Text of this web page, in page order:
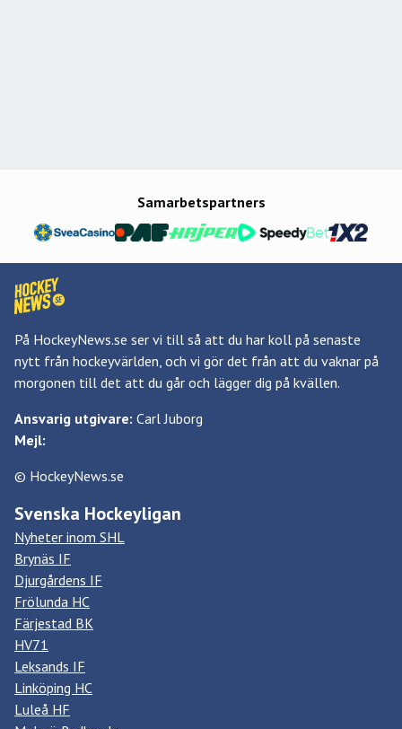
Samarbetspartners
På HockeyNews.se ser vi till så att du har koll på senaste
nytt från hockeyvärlden, och vi gör det från att du vaknar på
morgonen till det att du går och lägger dig på kvällen.
Ansvarig utgivare: Carl Juborg
Mejl:
© HockeyNews.se
Svenska Hockeyligan
Nyheter inom SHL
Brynäs IF
Djurgårdens IF
Frölunda HC
Färjestad BK
HV71
Leksands IF
Linköping HC
Luleå HF